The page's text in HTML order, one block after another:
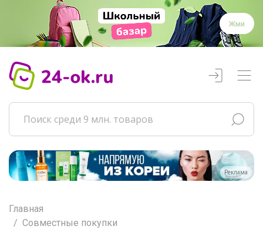
Жми
Реклама
Главная
Совместные покупки